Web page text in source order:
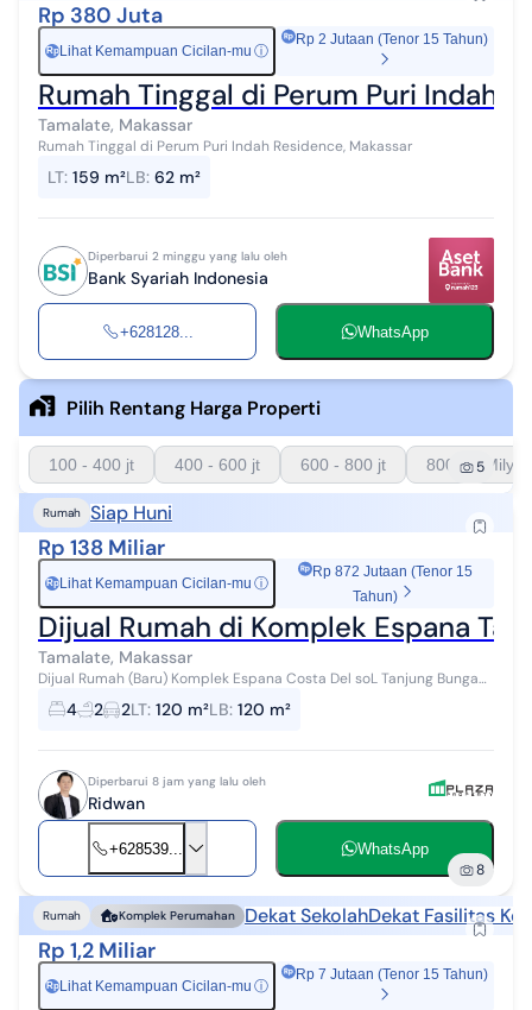
Rp 380 Juta
Rp Lihat Kemampuan Cicilan-mu ⓘ
Rp 2 Jutaan (Tenor 15 Tahun)
Rumah Tinggal di Perum Puri Indah
Tamalate, Makassar
Rumah Tinggal di Perum Puri Indah Residence, Makassar
LT: 159 m²LB: 62 m²
Diperbarui 2 minggu yang lalu oleh
Bank Syariah Indonesia
+628128... WhatsApp
Pilih Rentang Harga Properti
100 - 400 jt 400 - 600 jt 600 - 800 jt 800 - 1 Milyar
5
Rumah Siap Huni
Rp 138 Miliar
Rp Lihat Kemampuan Cicilan-mu ⓘ
Rp 872 Jutaan (Tenor 15
Tahun)
Dijual Rumah di Komplek Espana
Tamalate, Makassar
Dijual Rumah (Baru) Komplek Espana Costa Del soL Tanjung Bunga
Siap Huni, Ready 2 Unit Luas Tanah 8 x 15 m 2 Lantai 4 Kamar tidur 2
Kamar Mandi L...
4 2 2LT: 120 m²LB: 120 m²
Diperbarui 8 jam yang lalu oleh
Ridwan
+628539... WhatsApp
8
Rumah Komplek Perumahan Dekat SekolahDekat Fasilitas
Rp 1,2 Miliar
Rp Lihat Kemampuan Cicilan-mu ⓘ
Rp 7 Jutaan (Tenor 15 Tahun)